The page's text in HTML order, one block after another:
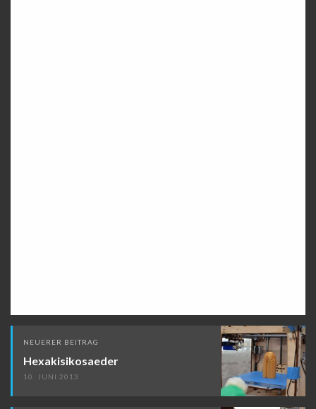
Beitragsnavigation
NEUERER BEITRAG
Hexakisikosaeder
10. JUNI 2013